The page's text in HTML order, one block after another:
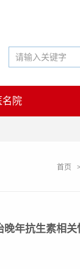
名院
首页
年抗生素相关